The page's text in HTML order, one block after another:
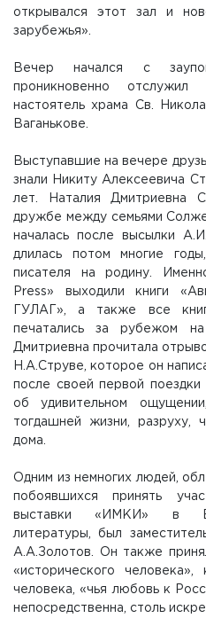
открывался этот зал и
зарубежья».
Вечер начался с
проникновенно
настоятель храма Св.
Ваганькове.
Выступавшие на вечере
знали Никиту Алексеевича
лет. Наталия Дмитриевна
дружбе между семьями
началась после высылки
длилась потом многие
писателя на родину.
Press» выходили книги
ГУЛАГ», а также все
печатались за рубежом
Дмитриевна прочитала
Н.А.Струве, которое он
после своей первой
об удивительном
тогдашней жизни, разруху,
дома.
Одним из немногих людей,
побоявшихся принять
выставки «ИМКИ» в
литературы, был
А.А.Золотов. Он также
«исторического
человека, «чья любовь к
непосредственна, столь